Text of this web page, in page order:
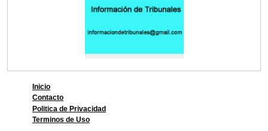
Inicio
Contacto
Politica de Privacidad
Terminos de Uso